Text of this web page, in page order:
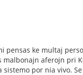
pensas ke multaj
aferojn pri
por nia vivo.